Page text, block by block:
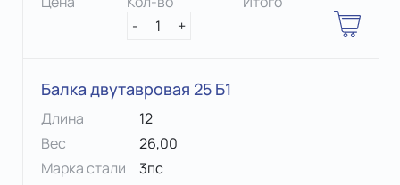
-
1 +
Балка двутавровая 25 Б1
Длина
12
Вес
26,00
Марка стали
3пс